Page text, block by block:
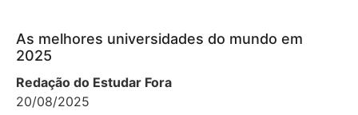
As melhores universidades do mundo em
2025
Redação do Estudar Fora
20/08/2025